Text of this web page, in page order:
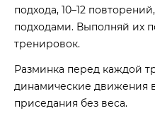
подхода, 10–12
подходами. Выполняй их
тренировок.
Разминка перед каждой
динамические движения
приседания без веса.